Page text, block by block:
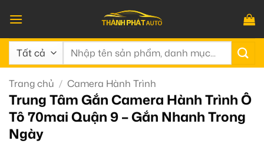
qua
nội
dung
Tìm
Trang chủ / Camera Hành Trình
Trung Tâm Gắn Camera Hành Trình Ô
Tô 70mai Quận 9 – Gắn Nhanh Trong
Ngày